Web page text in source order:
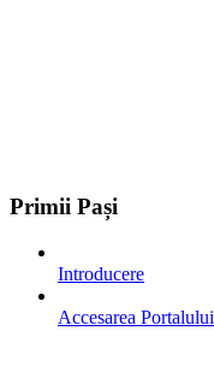
Primii Pași
Introducere
Accesarea Portalului